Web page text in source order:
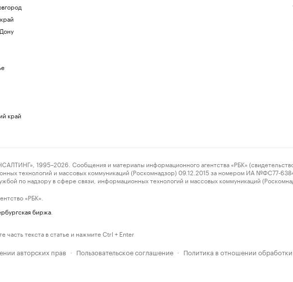
край
1995–2026. Сообщения и материалы информационного агентства «РБК»
технологий и массовых коммуникаций (Роскомнадзор) 09.12.2015 за номером ИА №ФС77-
по надзору в сфере связи, информационных технологий и массовых коммуникаций
«РБК».
биржа
текста в статье и нажмите Ctrl + Enter
авторских прав · Пользовательское соглашение · Политика в отношении